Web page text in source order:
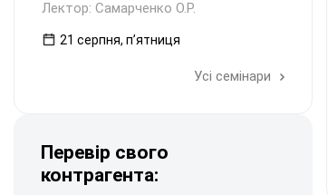
Лектор: Самарченко О.Р.
21 серпня, пʼятниця
Усі семінари
Перевір свого
контрагента: